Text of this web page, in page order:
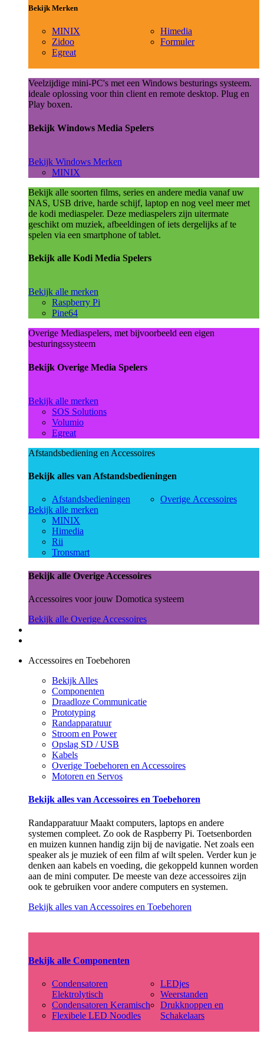
Bekijk Merken
MINIX
Zidoo
Egreat
Himedia
Formuler
Veelzijdige mini-PC's met een Windows besturings systeem.
ideale oplossing voor thin client en remote desktop. Plug en
Play boxen.
Bekijk Windows Media Spelers
Bekijk Windows Merken
MINIX
Bekijk alle soorten films, series en andere media vanaf uw
NAS, USB drive, harde schijf, laptop en nog veel meer met
de kodi mediaspeler. Deze mediaspelers zijn uitermate
geschikt om muziek, afbeeldingen of iets dergelijks af te
spelen via een smartphone of tablet.
Bekijk alle Kodi Media Spelers
Bekijk alle merken
Raspberry Pi
Pine64
Overige Mediaspelers, met bijvoorbeeld een eigen
besturingssysteem
Bekijk Overige Media Spelers
Bekijk alle merken
SOS Solutions
Volumio
Egreat
Afstandsbediening en Accessoires
Bekijk alles van Afstandsbedieningen
Afstandsbedieningen
Overige Accessoires
Bekijk alle merken
MINIX
Himedia
Rii
Tronsmart
Bekijk alle Overige Accessoires
Accessoires voor jouw Domotica systeem
Bekijk alle Overige Accessoires
Accessoires en Toebehoren
Bekijk Alles
Componenten
Draadloze Communicatie
Prototyping
Randapparatuur
Stroom en Power
Opslag SD / USB
Kabels
Overige Toebehoren en Accessoires
Motoren en Servos
Bekijk alles van Accessoires en Toebehoren
Randapparatuur Maakt computers, laptops en andere
systemen compleet. Zo ook de Raspberry Pi. Toetsenborden
en muizen kunnen handig zijn bij de navigatie. Net zoals een
speaker als je muziek of een film af wilt spelen. Verder kun je
denken aan kabels en voeding, die gekoppeld kunnen worden
aan de mini computer. De meeste van deze accessoires zijn
ook te gebruiken voor andere computers en systemen.
Bekijk alles van Accessoires en Toebehoren
Bekijk alle Componenten
Condensatoren
Elektrolytisch
Condensatoren Keramisch
Flexibele LED Noodles
LEDjes
Weerstanden
Drukknoppen en
Schakelaars